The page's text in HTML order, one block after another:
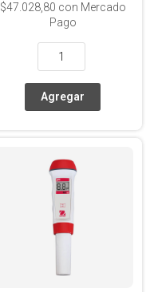
$47.028,80 con Mercado
Pago